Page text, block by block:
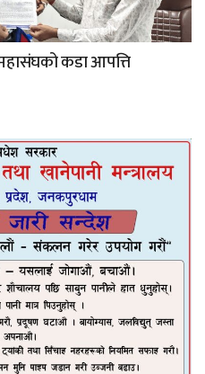
कडा आपत्ति